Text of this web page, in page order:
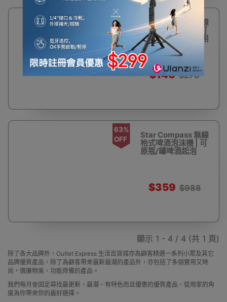
47%
OFF
Star Compass 無線
罐裝啤酒泡沫機 | 可
加在原罐上啤酒使用
$146 $278
63%
OFF
Star Compass 無線
枱式啤酒泡沫機 | 可
原瓶/罐啤酒起泡
$359 $988
顯示 1 - 4 / 4 (共 1 頁)
除了各大品牌外，Outlet Express 生活百貨城亦為顧客精選一系列小眾及其它
品牌優質產品，除了為顧客帶來最新最潮的產品外，亦包括了多個實用又時
尚，價廉物美、功能齊備的產品。
我們每月會固定尋找最更新、最潮、有特色而且優惠的優質產品，從用家的角
度為你帶來你的最好選擇。